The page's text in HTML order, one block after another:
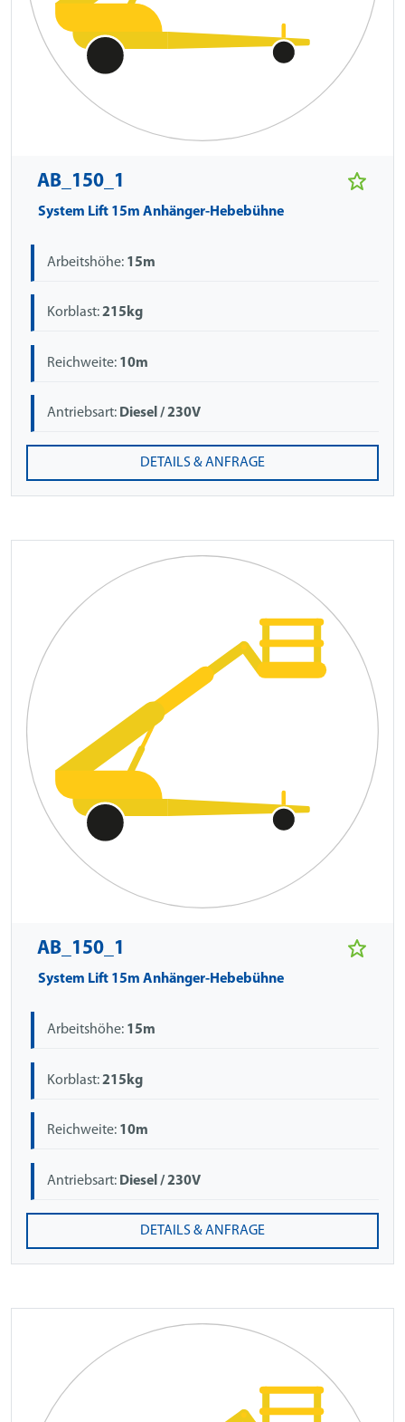
AB_150_1
System Lift 15m Anhänger-Hebebühne
Arbeitshöhe: 15m
Korblast:215kg
Reichweite: 10m
Antriebsart: Diesel / 230V
DETAILS & ANFRAGE
AB_150_1
System Lift 15m Anhänger-Hebebühne
Arbeitshöhe: 15m
Korblast:215kg
Reichweite: 10m
Antriebsart: Diesel / 230V
DETAILS & ANFRAGE